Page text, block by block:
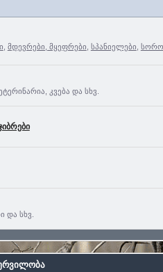
მდევრები, მყეფრები სპანიელები
კვება და სხვ.
და სხვ.